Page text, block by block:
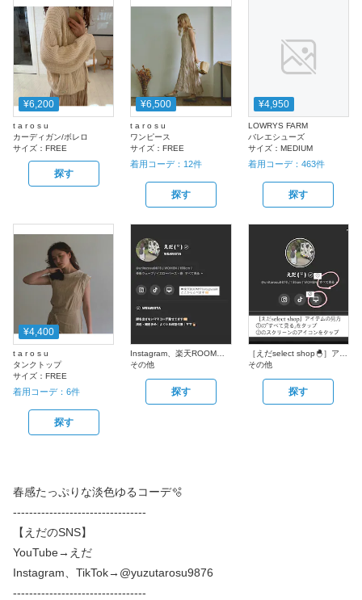
¥6,200
t a r o s u
カーディガン/ボレロ
サイズ： FREE
探す
¥6,500
t a r o s u
ワンピース
サイズ：FREE
着用コーデ： 12件
探す
¥4,950
LOWRYS FARM
バレエシューズ
サイズ： MEDIUM
着用コーデ： 463件
探す
¥4,400
t a r o s u
タンクトップ
サイズ： FREE
着用コーデ： 6件
探す
その他
探す
その他
探す
春感たっぷりな淡色ゆるコーデ🫧
---------------------------------
【えだのSNS】
YouTube→えだ
Instagram、TikTok→@yuzutarosu9876
---------------------------------